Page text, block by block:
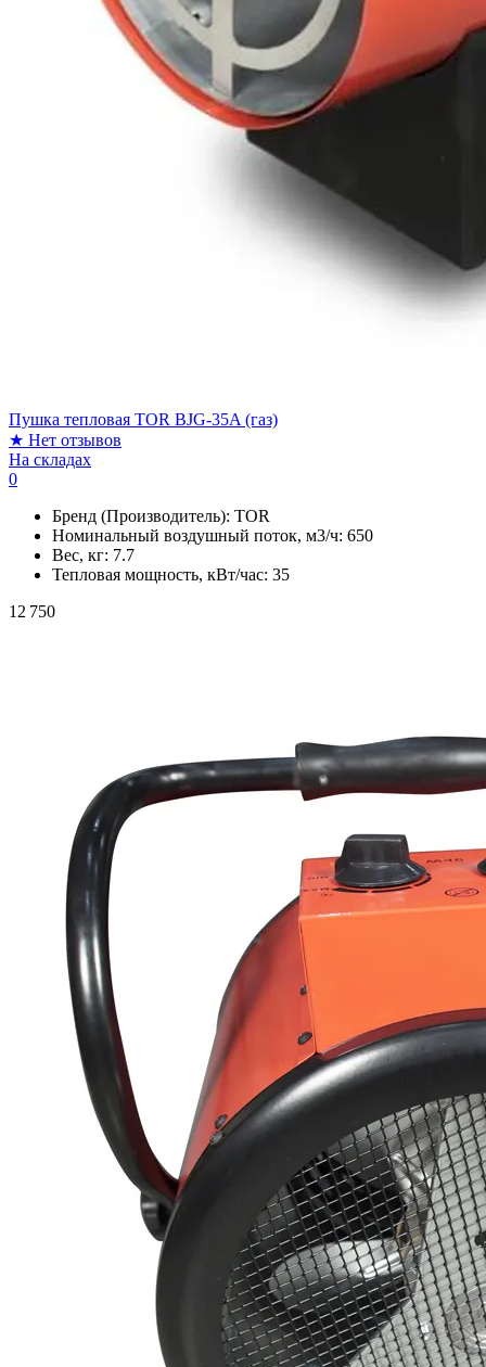
Пушка тепловая TOR BJG-35A (газ)
★ Нет отзывов
На складах
0
Бренд (Производитель): TOR
Номинальный воздушный поток, м3/ч: 650
Вес, кг: 7.7
Тепловая мощность, кВт/час: 35
12 750